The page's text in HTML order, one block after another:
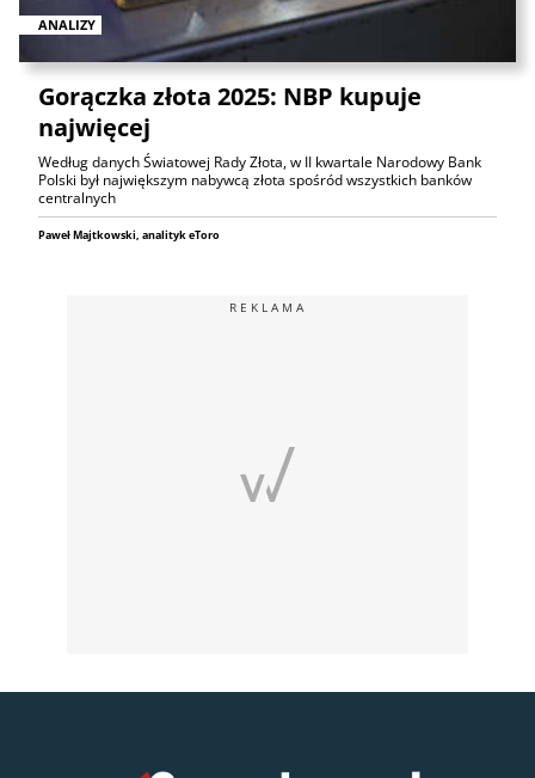
ANALIZY
Gorączka złota 2025: NBP kupuje
najwięcej
Według danych Światowej Rady Złota, w II kwartale Narodowy Bank
Polski był największym nabywcą złota spośród wszystkich banków
centralnych
Paweł Majtkowski, analityk eToro
REKLAMA